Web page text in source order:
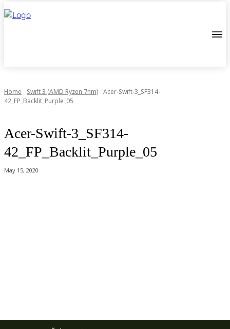
Home Swift 3 (AMD Ryzen 7nm) Acer-Swift-3_SF314-
42_FP_Backlit_Purple_05
Acer-Swift-3_SF314-
42_FP_Backlit_Purple_05
May 15, 2020